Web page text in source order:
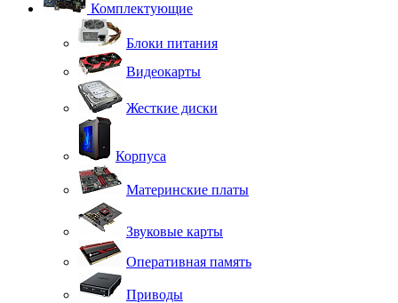
Комплектующие
Блоки питания
Видеокарты
Жесткие диски
Корпуса
Материнские платы
Звуковые карты
Оперативная память
Приводы